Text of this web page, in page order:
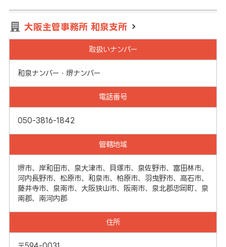
大阪主管事務所 和泉支所
取扱いナンバー
和泉ナンバー・堺ナンバー
電話番号
050-3816-1842
管轄地域
堺市、岸和田市、泉大津市、貝塚市、泉佐野市、富田林市、
河内長野市、松原市、和泉市、柏原市、羽曳野市、高石市、
藤井寺市、泉南市、大阪狭山市、阪南市、泉北郡忠岡町、泉
南郡、南河内郡
住所